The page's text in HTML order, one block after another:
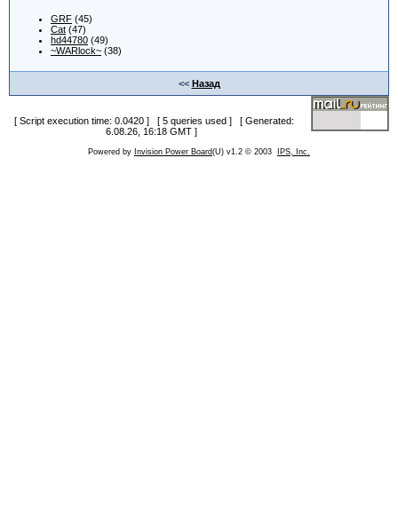
GRF (45)
Cat (47)
hd44780 (49)
~WARlock~ (38)
<< Назад
[ Script execution time: 0.0420 ] [ 5 queries used ] [ Generated:
6.08.26, 16:18 GMT ]
Powered by Invision Power Board(U) v1.2 © 2003 IPS, Inc.